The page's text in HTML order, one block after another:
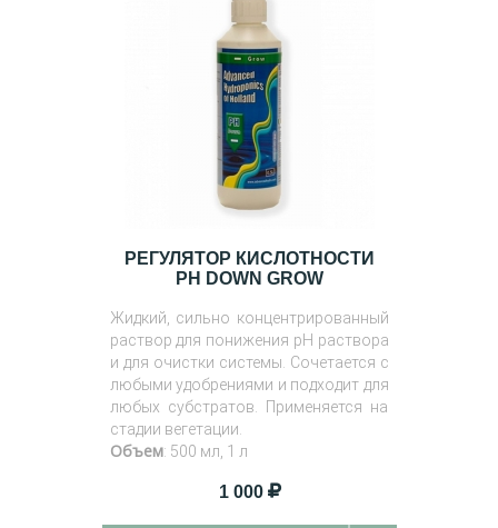
РЕГУЛЯТОР КИСЛОТНОСТИ
PH DOWN GROW
Жидкий, сильно концентрированный
раствор для понижения pH раствора
и для очистки системы. Сочетается с
любыми удобрениями и подходит для
любых субстратов. Применяется на
стадии вегетации.
Объем: 500 мл, 1 л
1 000